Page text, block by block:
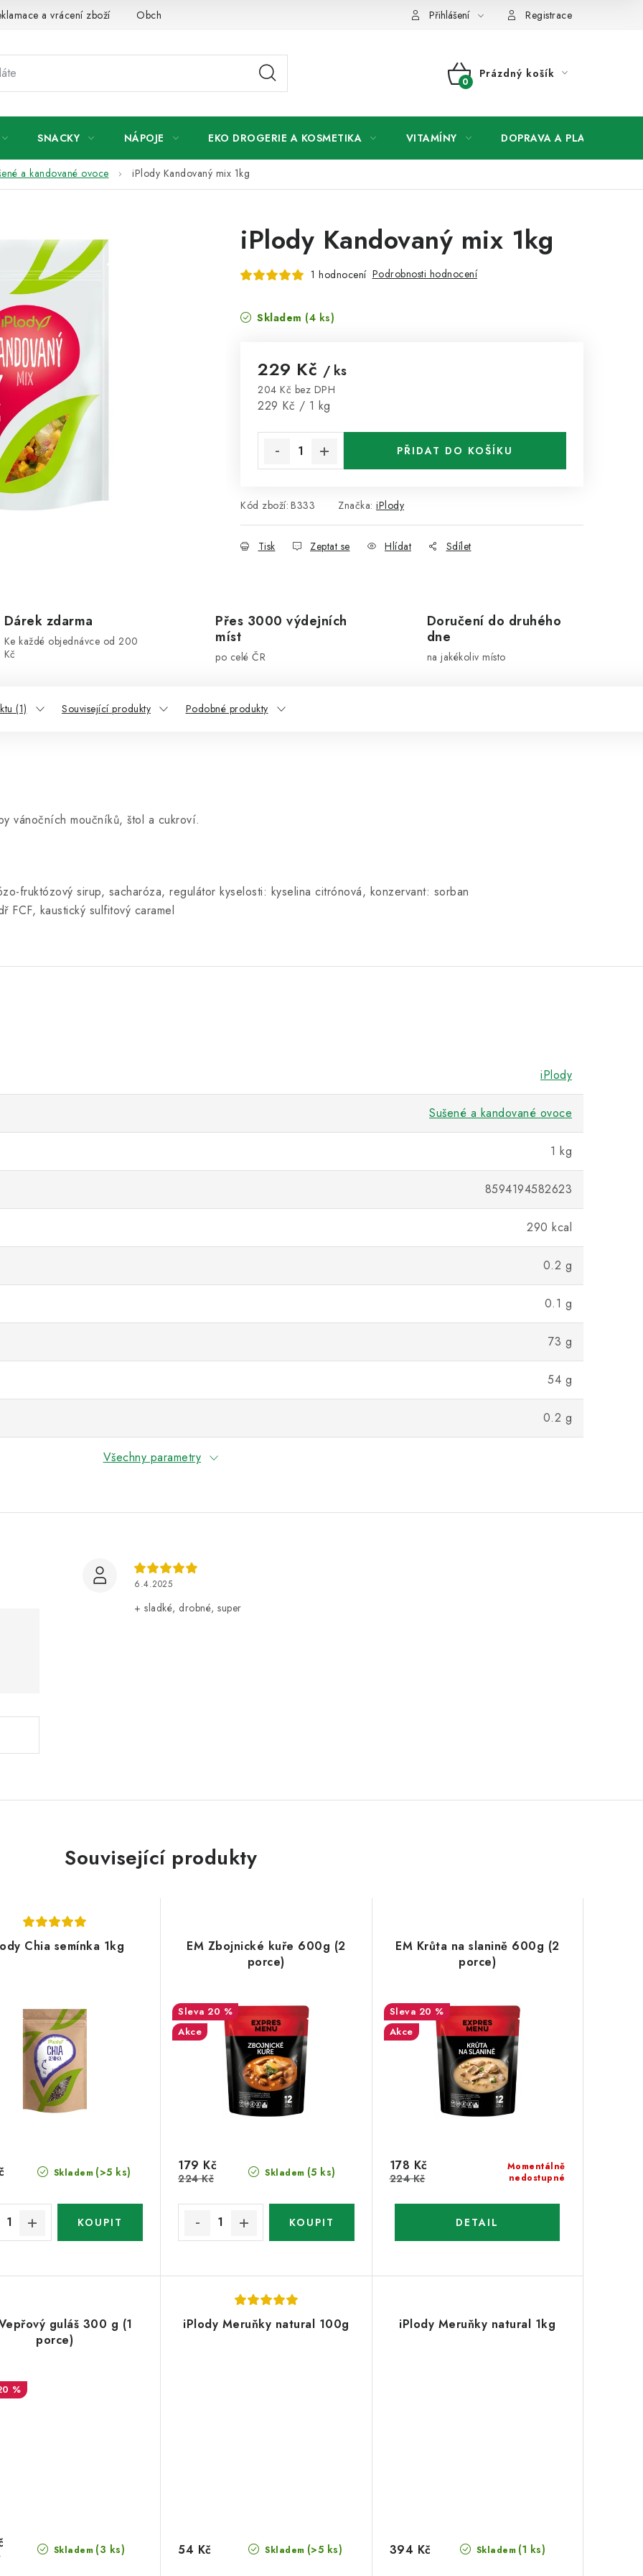
a vrácení zboží Obchodní podmínky Přihlášení Registrace
NÁKUPNÍ
Prázdný košík
SNACKY NÁPOJE EKO DROGERIE A KOSMETIKA VITAMÍNY DOPRAVA A PLATBA
a kandované ovoce iPlody Kandovaný mix 1kg
iPlody Kandovaný mix 1kg
1 hodnocení Podrobnosti hodnocení
Skladem (4 ks)
229 Kč / ks
204 Kč bez DPH
Měrná cena:
229 Kč / 1 kg
PŘIDAT DO KOŠÍKU
Kód zboží: B333 Značka: iPlody
Tisk Zeptat se Hlídat Sdílet
Dárek zdarma
Ke každé objednávce od 200
Kč
Přes 3000 výdejních
míst
po celé ČR
Doručení do druhého
dne
na jakékoliv místo
(1) Související produkty Podobné produkty
vánočních moučníků, štol a cukroví.
fruktózový sirup, sacharóza, regulátor kyselosti: kyselina citrónová, konzervant: sorban
FCF, kaustický sulfitový caramel
iPlody
Sušené a kandované ovoce
1 kg
8594194582623
290 kcal
0.2 g
0.1 g
73 g
54 g
0.2 g
Všechny parametry
6.4.2025
+ sladké, drobné, super
Související produkty
Chia semínka 1kg
Skladem (>5 ks)
EM Zbojnické kuře 600g (2
porce)
20 %
Akce
Skladem (5 ks)
179 Kč
224 Kč
EM Krůta na slanině 600g (2
porce)
20 %
Akce
Momentálně
nedostupné
178 Kč
224 Kč
guláš 300 g (1
porce)
%
Skladem (3 ks)
iPlody Meruňky natural 100g
Skladem (>5 ks)
54 Kč
iPlody Meruňky natural 1kg
Skladem (1 ks)
394 Kč